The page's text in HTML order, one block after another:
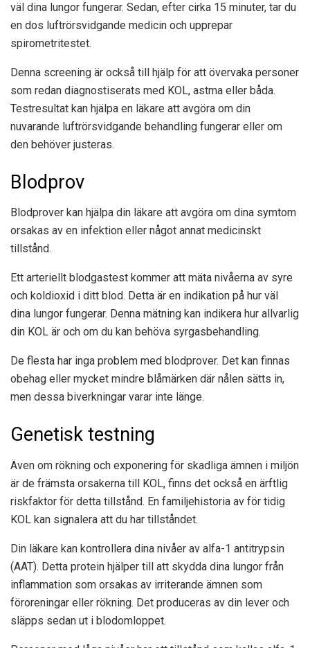
väl dina lungor fungerar. Sedan, efter cirka 15 minuter, tar du
en dos luftrörsvidgande medicin och upprepar
spirometritestet.
Denna screening är också till hjälp för att övervaka personer
som redan diagnostiserats med KOL, astma eller båda.
Testresultat kan hjälpa en läkare att avgöra om din
nuvarande luftrörsvidgande behandling fungerar eller om
den behöver justeras.
Blodprov
Blodprover kan hjälpa din läkare att avgöra om dina symtom
orsakas av en infektion eller något annat medicinskt
tillstånd.
Ett arteriellt blodgastest kommer att mäta nivåerna av syre
och koldioxid i ditt blod. Detta är en indikation på hur väl
dina lungor fungerar. Denna mätning kan indikera hur allvarlig
din KOL är och om du kan behöva syrgasbehandling.
De flesta har inga problem med blodprover. Det kan finnas
obehag eller mycket mindre blåmärken där nålen sätts in,
men dessa biverkningar varar inte länge.
Genetisk testning
Även om rökning och exponering för skadliga ämnen i miljön
är de främsta orsakerna till KOL, finns det också en ärftlig
riskfaktor för detta tillstånd. En familjehistoria av för tidig
KOL kan signalera att du har tillståndet.
Din läkare kan kontrollera dina nivåer av alfa-1 antitrypsin
(AAT). Detta protein hjälper till att skydda dina lungor från
inflammation som orsakas av irriterande ämnen som
föroreningar eller rökning. Det produceras av din lever och
släpps sedan ut i blodomloppet.